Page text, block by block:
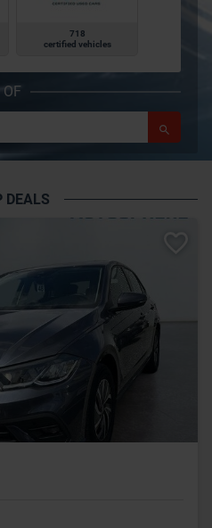
718
certified vehicles
OF
DEALS